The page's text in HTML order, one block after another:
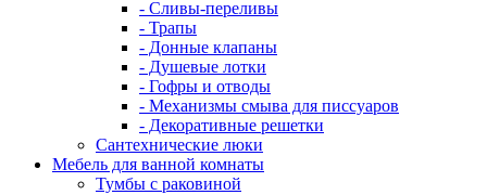
- Сливы-переливы
- Трапы
- Донные клапаны
- Душевые лотки
- Гофры и отводы
- Механизмы смыва для писсуаров
- Декоративные решетки
Сантехнические люки
Мебель для ванной комнаты
Тумбы с раковиной